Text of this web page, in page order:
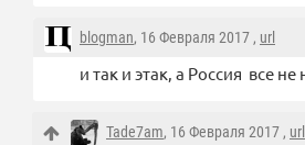
blogman, 16 Февраля 2017 , url
и так и этак, а Россия все не
Tade7am, 16 Февраля 2017 , url